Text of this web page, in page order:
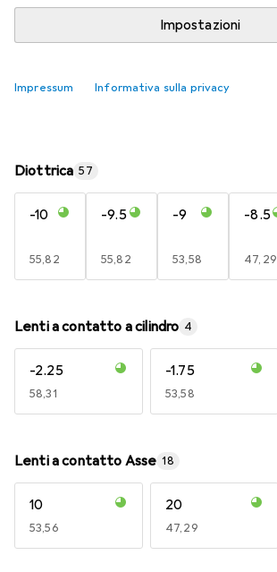
Impostazioni
Impressum Informativa sulla privacy
Aggiungi al carrello
Diottrica 57
-10
EUR
55,82
-9.5
EUR
55,82
-9
EUR
53,58
-8.5
EUR
47,29
Lenti a contatto a cilindro 4
-2.25
EUR
58,31
-1.75
EUR
53,58
Lenti a contatto Asse 18
10
EUR
53,56
20
EUR
47,29